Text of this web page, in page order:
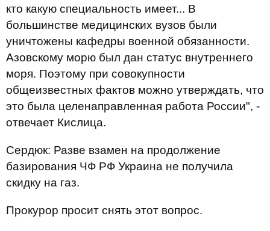
кто какую специальность имеет... В
большинстве медицинских вузов были
уничтожены кафедры военной обязанности.
Азовскому морю был дан статус внутреннего
моря. Поэтому при совокупности
общеизвестных фактов можно утверждать, что
это была целенаправленная работа России", -
отвечает Кислица.
Сердюк: Разве взамен на продолжение
базирования ЧФ РФ Украина не получила
скидку на газ.
Прокурор просит снять этот вопрос.